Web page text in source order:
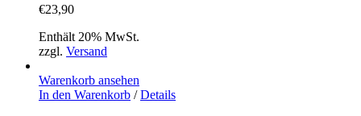
€23,90
Enthält 20% MwSt.
zzgl. Versand
Warenkorb ansehen
In den Warenkorb / Details